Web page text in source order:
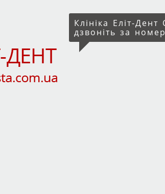
Клініка Еліт-
дзвоніть за